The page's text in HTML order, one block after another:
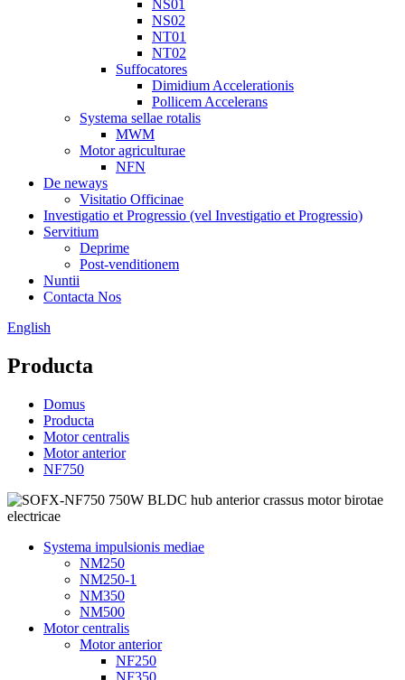
NS01
NS02
NT01
NT02
Suffocatores
Dimidium Accelerationis
Pollicem Accelerans
Systema sellae rotalis
MWM
Motor agriculturae
NFN
De neways
Visitatio Officinae
Investigatio et Progressio (vel Investigatio et Progressio)
Servitium
Deprime
Post-venditionem
Nuntii
Contacta Nos
English
Producta
Domus
Producta
Motor centralis
Motor anterior
NF750
Systema impulsionis mediae
NM250
NM250-1
NM350
NM500
Motor centralis
Motor anterior
NF250
NF350